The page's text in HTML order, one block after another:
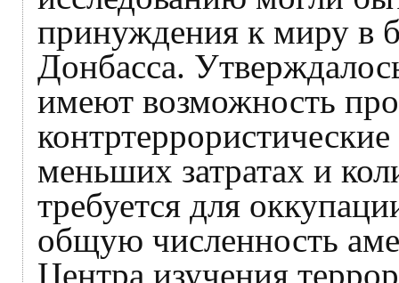
принуждения к миру в
Донбасса.
имеют возможность
меньших затратах и
требуется для
общую численность
Центра изучения